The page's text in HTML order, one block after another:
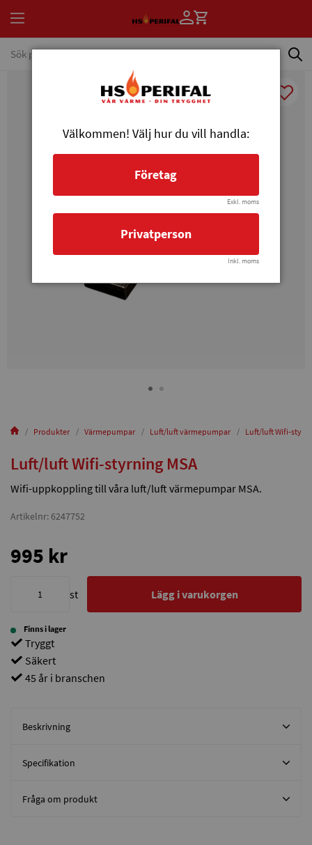
Produkter Värmepumpar Luft/luft värmepumpar Luft/luft Wifi-
Luft/luft Wifi-styrning MSA
Wifi-uppkoppling till våra luft/luft värmepumpar MSA.
Artikelnr: 6247752
995 kr
st Lägg i varukorgen
Finns i lager
Tryggt
Säkert
45 år i branschen
Beskrivning
Specifikation
Fråga om produkt
Välkommen! Välj hur du vill handla:
Företag
Exkl. moms
Privatperson
Inkl. moms